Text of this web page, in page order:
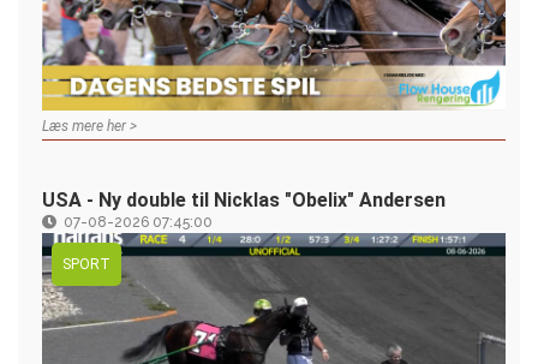
Læs mere her >
USA - Ny double til Nicklas "Obelix" Andersen
07-08-2026 07:45:00
SPORT